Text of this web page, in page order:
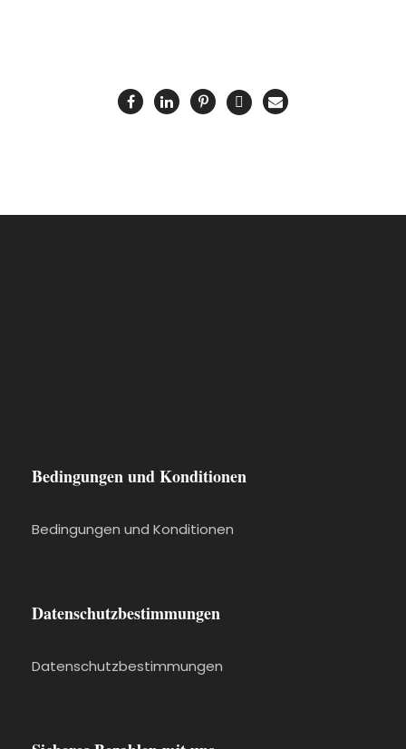
Bedingungen und Konditionen
Bedingungen und Konditionen
Datenschutzbestimmungen
Datenschutzbestimmungen